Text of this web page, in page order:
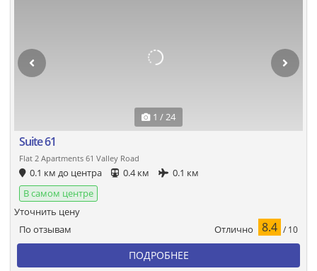
1 / 24
Suite 61
Flat 2 Apartments 61 Valley Road
0.1 км до центра 0.4 км
0.1 км
В самом центре
По отзывам Отлично 8.4 / 10
Уточнить цену
ПОДРОБНЕЕ